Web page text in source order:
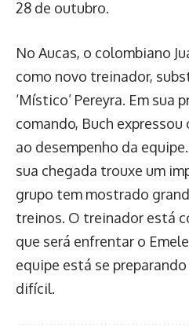
28 de outubro.
No Aucas, o colombiano
como novo treinador,
‘Místico’ Pereyra. Em sua
comando, Buch
ao desempenho da
sua chegada trouxe um
grupo tem mostrado
treinos. O treinador está
que será enfrentar o
equipe está se
difícil.